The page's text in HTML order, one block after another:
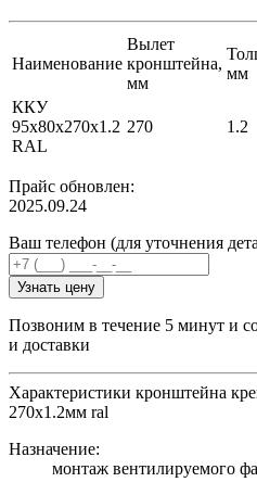
Наименование
Вылет
кронштейна,
мм
мм
ККУ
95х80х270х1.2
RAL
270 1.2
Прайс обновлен:
2025.09.24
Ваш телефон (для уточнения
Узнать цену
Позвоним в течение 5 минут и
и доставки
Характеристики кронштейна
270х1.2мм ral
Назначение:
монтаж вентилируемого